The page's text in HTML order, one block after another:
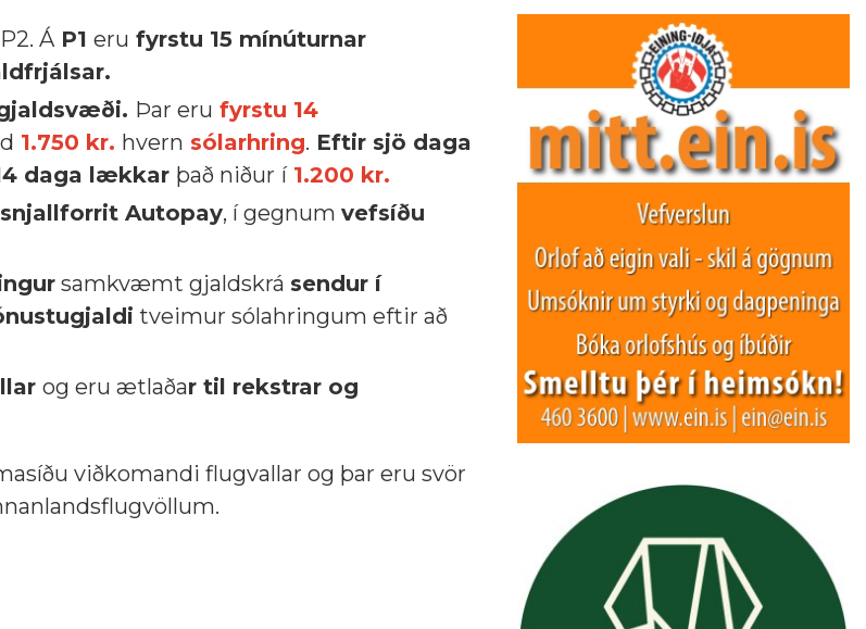
Á P1 eru fyrstu 15 mínúturnar
Þar eru fyrstu 14
1.750 kr. hvern sólarhring. Eftir sjö daga
daga lækkar það niður í 1.200 kr.
Autopay, í gegnum vefsíðu
samkvæmt gjaldskrá sendur í
tveimur sólahringum eftir að
og eru ætlaðar til rekstrar og
viðkomandi flugvallar og þar eru svör